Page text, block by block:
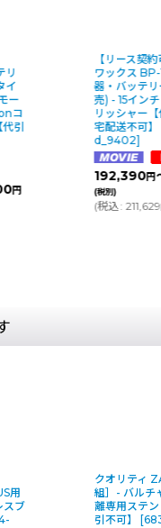
リ
イ
ー
コ
引
円
【リース契
ワックス
器・バッテ
売) - 15イン
リッシャー
宅配送不可】
d_9402]
192,390円
(税別)
(税込: 211,629
用
スブ
クオリティ
組］- バルチ
離専用ステ
引不可】
[